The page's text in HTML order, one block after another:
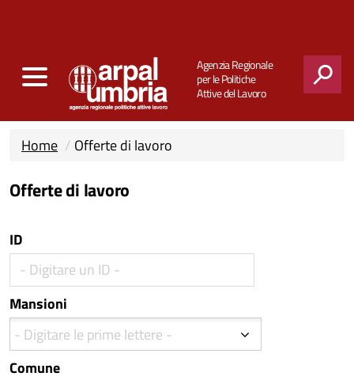
Agenzia Regionale
per le Politiche
Attive del Lavoro
Home Offerte di lavoro
Offerte di lavoro
ID
Mansioni
Comune